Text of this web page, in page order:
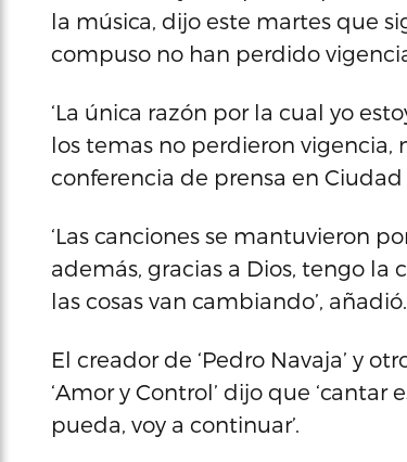
la música, dijo este martes que
compuso no han perdido
‘La única razón por la cual yo
los temas no perdieron vigencia,
conferencia de prensa en Ciudad
‘Las canciones se mantuvieron
además, gracias a Dios, tengo
las cosas van cambiando’, añadió.
El creador de ‘Pedro Navaja’ y
‘Amor y Control’ dijo que
pueda, voy a continuar’.